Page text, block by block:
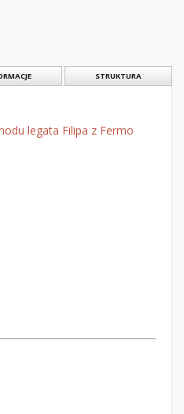
STRUKTURA
legata Filipa z Fermo